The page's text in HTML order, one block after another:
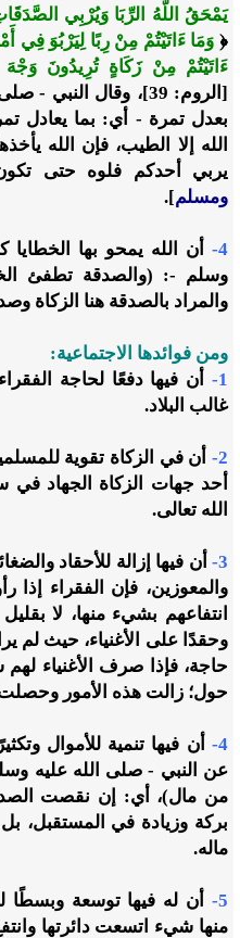
يَمْحَقُ اللَّهُ الرِّبَا وَيُرْبِي
﴿ وَمَا ءَاتَيْتُمْ مِنْ رِبًا لِيَرْبُوَ فِي
ءَاتَيْتُمْ مِنْ زَكَاةٍ تُرِيدُونَ
[الروم: 39]، وقال
بعدل تمرة - أي: بما يعادل
الله إلا الطيب، فإن الله
يربي أحدكم فلوه حتى
ومسلم].
4-
أن الله يمحو بها
وسلم -: (والصدقة تطفئ
والمراد بالصدقة هنا الزكاة
ومن فوائدها الاجتماعية:
1-
أن فيها دفعًا لحاجة
غالب البلاد.
2-
أن في الزكاة تقوية
أحد جهات الزكاة الجهاد في
الله تعالى.
3-
أن فيها إزالة للأحقاد
والمعوزين، فإن الفقراء إذا
انتفاعهم بشيء منها، لا
وحقدًا على الأغنياء، حيث لم
حاجة، فإذا صرف الأغنياء
حول؛ زالت هذه الأمور وحصلت
4-
أن فيها تنمية للأموال
عن النبي - صلى الله عليه
من مال)، أي: إن نقصت
بركة وزيادة في المستقبل،
ماله.
5-
أن له فيها توسعة وبسطًا
منها شيء اتسعت دائرتها